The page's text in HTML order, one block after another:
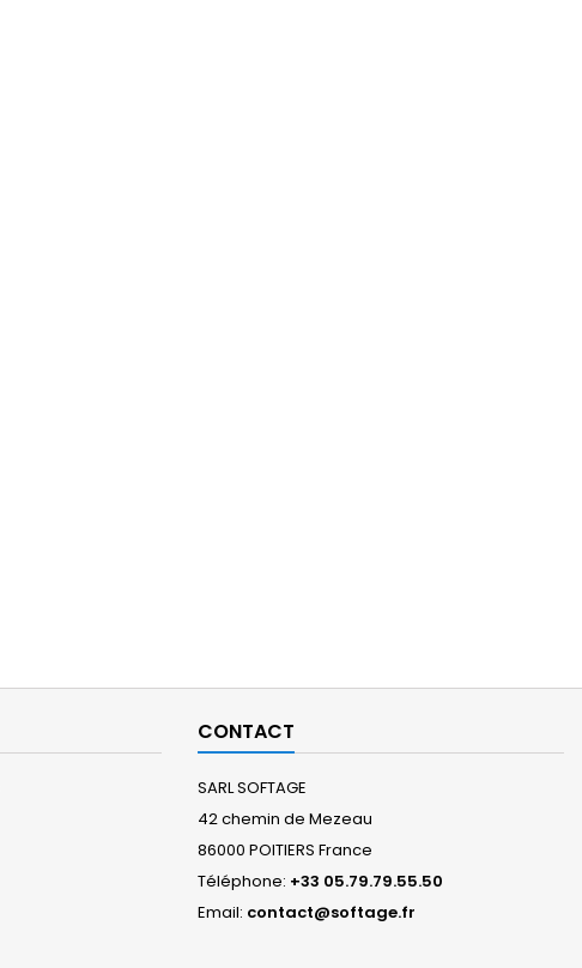
CONTACT
SARL SOFTAGE
42 chemin de Mezeau
86000 POITIERS France
Téléphone: +33 05.79.79.55.50
Email: contact@softage.fr